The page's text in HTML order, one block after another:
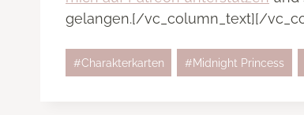
gelangen.[/vc_column_text][/
Schlagworte:
#Charakterkarten #Midnight Princess